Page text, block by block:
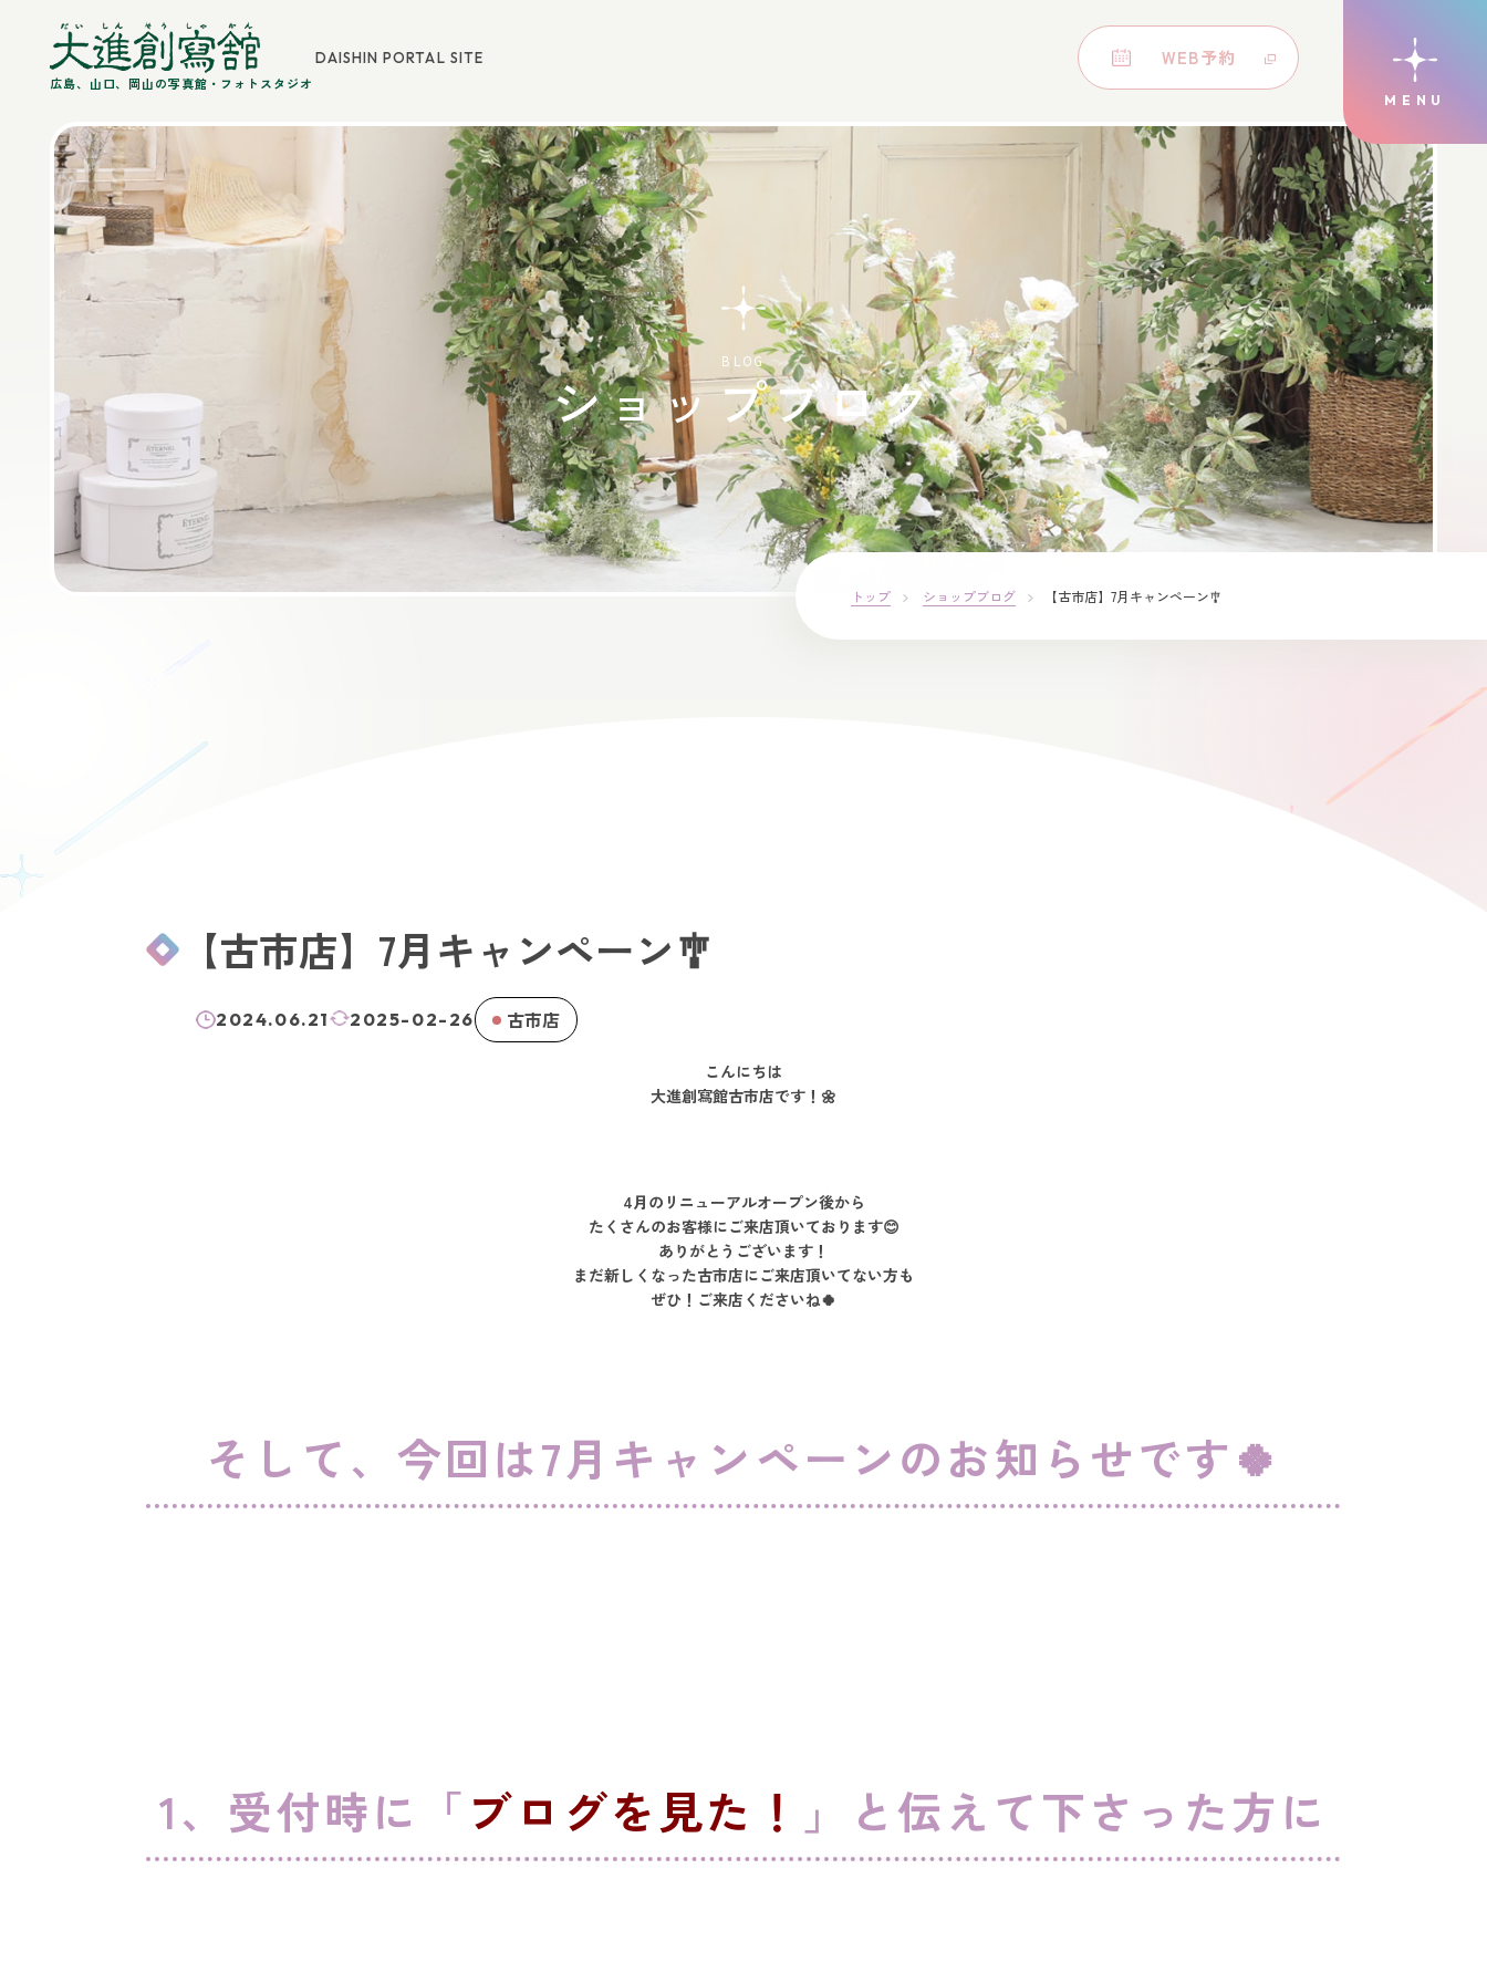
広島、山口、岡山の写真館・フォトスタジオ
DAISHIN PORTAL SITE WEB予約
BLOG
ショップブログ
トップ ショップブログ 【古市店】7月キャンペーン🎐
【古市店】7月キャンペーン🎐
2024.06.21 2025-02-26 古市店
こんにちは
大進創寫館古市店です！🌼
4月のリニューアルオープン後から
たくさんのお客様にご来店頂いております😊
ありがとうございます！
まだ新しくなった古市店にご来店頂いてない方も
ぜひ！ご来店くださいね🍀
そして、今回は7月キャンペーンのお知らせです🍀
1、受付時に「ブログを見た！ 」と伝えて下さった方に